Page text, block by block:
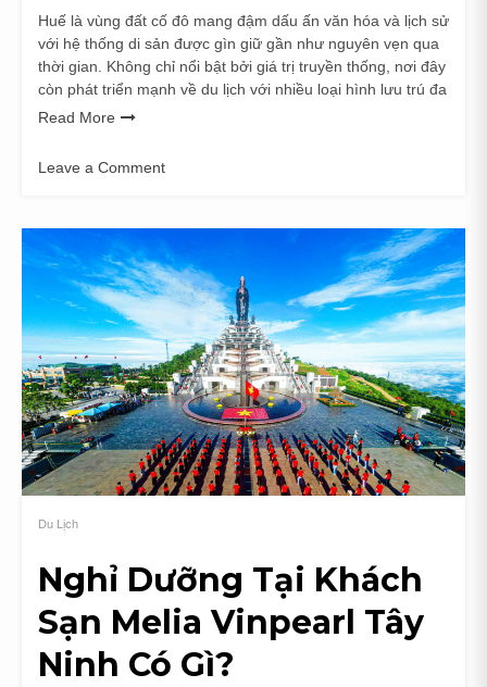
Huế là vùng đất cố đô mang đậm dấu ấn văn hóa và lịch sử
với hệ thống di sản được gìn giữ gần như nguyên vẹn qua
thời gian. Không chỉ nổi bật bởi giá trị truyền thống, nơi đây
còn phát triển mạnh về du lịch với nhiều loại hình lưu trú đa
Read More
Leave a Comment
Địa
Điểm
Lưu
Trú
Phù
Hợp
Khi
Đi
Huế
3
Ngày
Đêm
Du Lịch
Nghỉ Dưỡng Tại Khách
Sạn Melia Vinpearl Tây
Ninh Có Gì?